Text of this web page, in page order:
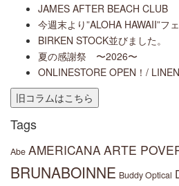
JAMES AFTER BEACH CLUB
今週末より”ALOHA HAWAII”フ
BIRKEN STOCK並びました。
夏の感謝祭 〜2026〜
ONLINESTORE OPEN！/
Tags
Abe AMERICANAARTE
BRUNABOINNE Buddy Optical